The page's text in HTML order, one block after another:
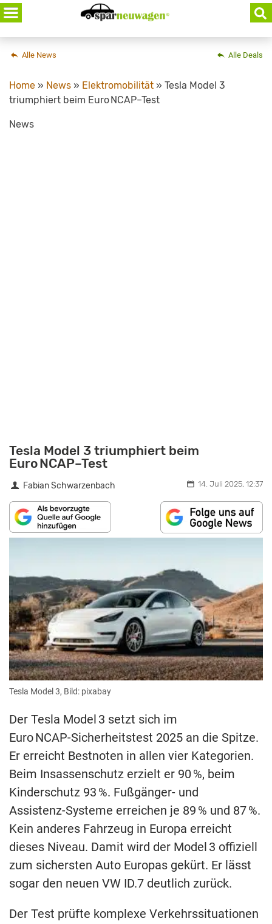
Skip
to
content
Alle Deals
Alle News
Home » News » Elektromobilität » Tesla Model 3
triumphiert beim Euro NCAP–Test
News
Tesla Model 3 triumphiert beim
Euro NCAP–Test
Fabian Schwarzenbach 14. Juli 2025, 12:37
Tesla Model 3, Bild: pixabay
Der Tesla Model 3 setzt sich im
Euro NCAP‑Sicherheitstest 2025 an die Spitze.
Er erreicht Bestnoten in allen vier Kategorien.
Beim Insassenschutz erzielt er 90 %, beim
Kinderschutz 93 %. Fußgänger- und
Assistenz‑Systeme erreichen je 89 % und 87 %.
Kein anderes Fahrzeug in Europa erreicht
dieses Niveau. Damit wird der Model 3 offiziell
zum sichersten Auto Europas gekürt. Er lässt
sogar den neuen VW ID.7 deutlich zurück.
Der Test prüfte komplexe Verkehrssituationen